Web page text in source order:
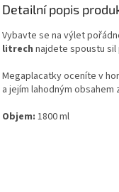
Detailní popis
Vybavte se na výlet
litrech najdete spoustu
Megaplacatky oceníte v
a jejím lahodným
Objem: 1800 ml